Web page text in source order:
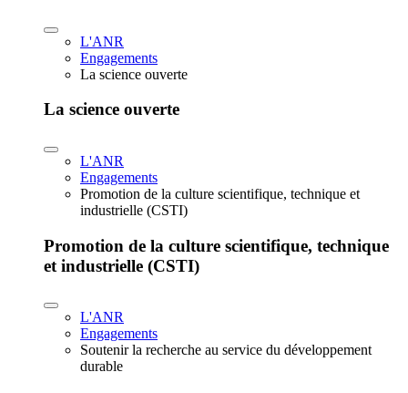
L'ANR
Engagements
La science ouverte
La science ouverte
L'ANR
Engagements
Promotion de la culture scientifique, technique et
industrielle (CSTI)
Promotion de la culture scientifique, technique
et industrielle (CSTI)
L'ANR
Engagements
Soutenir la recherche au service du développement
durable